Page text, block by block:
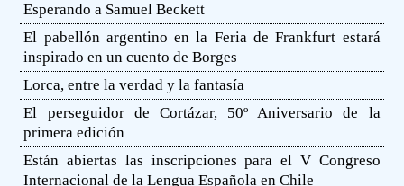
Esperando a Samuel Beckett
El pabellón argentino en la Feria de Frankfurt estará
inspirado en un cuento de Borges
Lorca, entre la verdad y la fantasía
El perseguidor de Cortázar, 50º Aniversario de la
primera edición
Están abiertas las inscripciones para el V Congreso
Internacional de la Lengua Española en Chile